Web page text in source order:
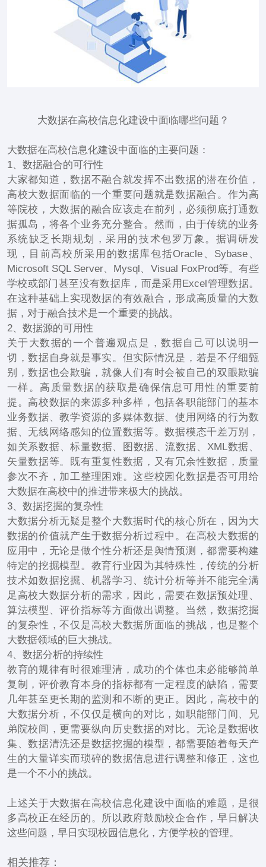
大数据在高校信息化建设中面临哪些问题？
大数据在高校信息化建设中面临的主要问题：
1、数据融合的可行性
大家都知道，数据不融合就发挥不出数据的潜在价值，
高校大数据面临的一个重要问题就是数据融合。作为高
等院校，大数据的融合应该走在前列，必须彻底打通数
据孤岛，将各个业务充分整合。然而，由于传统的业务
系统缺乏长期规划，采用的技术包罗万象。据调研发
现，目前高校所采用的数据库包括Oracle、Sybase、
Microsoft SQL Server、Mysql、Visual FoxProd等。有些
学校或部门甚至没有数据库，而是采用Excel管理数据。
在这种基础上实现数据的有效融合，形成高质量的大数
据，对于融合技术是一个重要的挑战。
2、数据源的可用性
关于大数据的一个普遍观点是，数据自己可以说明一
切，数据自身就是事实。但实际情况是，若是不仔细甄
别，数据也会欺骗，就像人们有时会被自己的双眼欺骗
一样。高质量数据的获取是确保信息可用性的重要前
提。高校数据的来源多种多样，包括各职能部门的基本
业务数据、教学资源的多媒体数据、使用网络的行为数
据、无线网络感知的位置数据等。数据模态千差万别，
如关系数据、标量数据、图数据、流数据、XML数据、
矢量数据等。既有重复性数据，又有冗余性数据，质量
参次不齐，加工整理困难。这些校园化数据是否可用给
大数据在高校中的推进带来极大的挑战。
3、数据挖掘的复杂性
大数据分析无疑是整个大数据时代的核心所在，因为大
数据的价值就产生于数据分析过程中。在高校大数据的
应用中，无论是做个性分析还是舆情预测，都需要构建
特定的挖掘模型。教育行业因为其特殊性，传统的分析
技术如数据挖掘、机器学习、统计分析等并不能完全满
足高校大数据分析的需求，因此，需要在数据预处理、
算法模型、评价指标等方面做出调整。当然，数据挖掘
的复杂性，不仅是高校大数据所面临的挑战，也是整个
大数据领域的巨大挑战。
4、数据分析的持续性
教育的规律有时很难理清，成功的个体也未必能够简单
复制，评价教育本身的指标都有一定程度的缺陷，需要
几年甚至更长期的监测和不断的更正。因此，高校中的
大数据分析，不仅仅是横向的对比，如职能部门间、兄
弟院校间，更需要纵向历史数据的对比。无论是数据收
集、数据清洗还是数据挖掘的模型，都需要随着每天产
生的大量详实而琐碎的数据信息进行调整和修正，这也
是一个不小的挑战。
上述关于大数据在高校信息化建设中面临的难题，是很
多高校正在经历的。所以政府鼓励校企合作，早日解决
这些问题，早日实现校园信息化，方便学校的管理。
相关推荐：